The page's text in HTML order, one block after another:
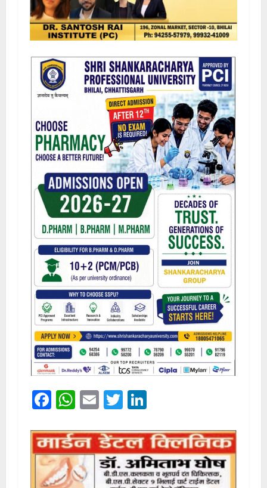
Facebook
WhatsApp
EmailTwitter